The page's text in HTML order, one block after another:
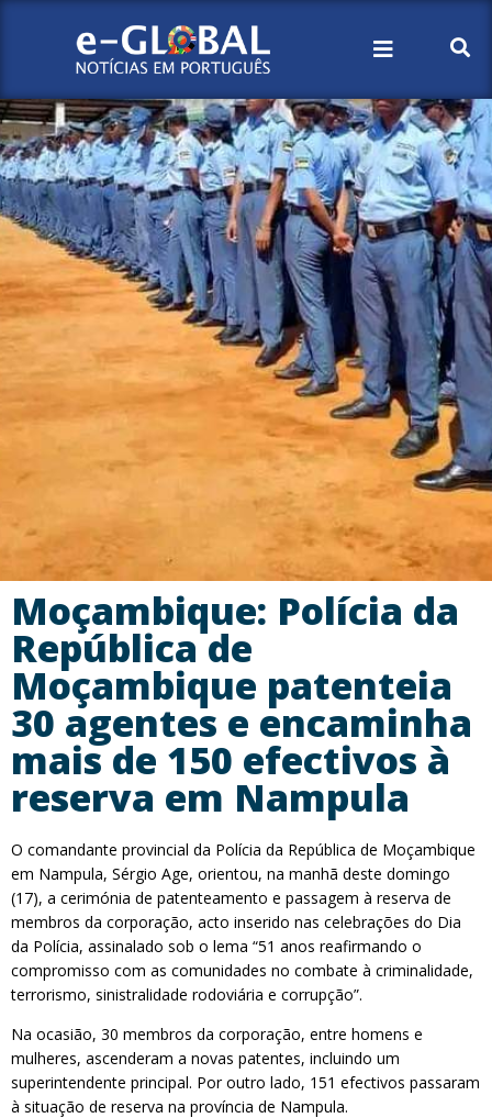
Moçambique: Polícia da
República de
Moçambique patenteia
30 agentes e encaminha
mais de 150 efectivos à
reserva em Nampula
O comandante provincial da Polícia da República de Moçambique
em Nampula, Sérgio Age, orientou, na manhã deste domingo
(17), a cerimónia de patenteamento e passagem à reserva de
membros da corporação, acto inserido nas celebrações do Dia
da Polícia, assinalado sob o lema “51 anos reafirmando o
compromisso com as comunidades no combate à criminalidade,
terrorismo, sinistralidade rodoviária e corrupção”.
Na ocasião, 30 membros da corporação, entre homens e
mulheres, ascenderam a novas patentes, incluindo um
superintendente principal. Por outro lado, 151 efectivos passaram
à situação de reserva na província de Nampula.